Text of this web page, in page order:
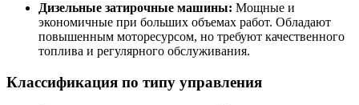
Дизельные затирочные машины: Мощные и
экономичные при больших объемах работ. Обладают
повышенным моторесурсом, но требуют качественного
топлива и регулярного обслуживания.
Классификация по типу управления